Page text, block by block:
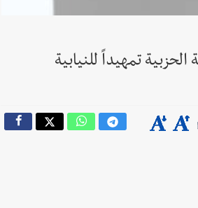
تمهيداً للنيابية